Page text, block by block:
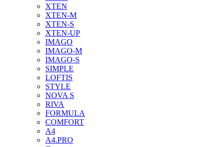
XTEN
XTEN-M
XTEN-S
XTEN-UP
IMAGO
IMAGO-M
IMAGO-S
SIMPLE
LOFTIS
STYLE
NOVA S
RIVA
FORMULA
COMFORT
A4
A4.PRO